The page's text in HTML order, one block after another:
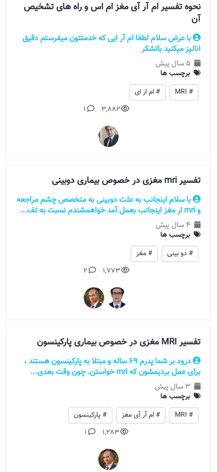
نحوه تفسیر ام آر آی مغز ام اس و راه های تشخیص
آن
با عرض سلام لطفا ام آر ایی که خدمتتون میفرستم دقیق
انالیز میکنید باتشکر
5 سال پیش
برچسب ها
# MRI
# ام ار ای
3,882
1
تفسیر mri مغزی در خصوص بیماری دوبینی
با سلام اینجانب به علت دوبینی به متخصص چشم مراجعه
و mri ار مغز اینجانب بعمل آمد خواهمشندم نسبت به تف...
4 سال پیش
برچسب ها
# دو بینی
# مغز
1,773
2
تفسیر MRI مغزی در خصوص بیماری پارکینسون
درود بر شما پدرم 69 ساله و مبتلا به پارکینسون هستند ،
برای عمل بردیمشون که mri خواستن. چون وقت بعدی...
3 سال پیش
برچسب ها
# MRI
# ام آر آی مغز
# پارکینسون
1,283
1